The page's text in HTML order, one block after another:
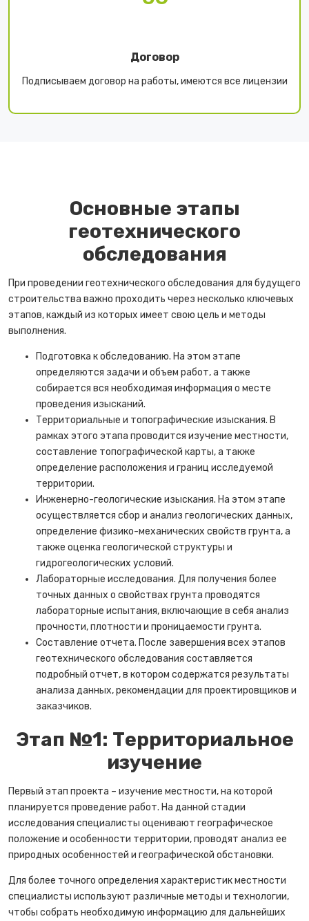
Договор
Подписываем договор на работы, имеются все лицензии
Основные этапы
геотехнического
обследования
При проведении геотехнического обследования для будущего
строительства важно проходить через несколько ключевых
этапов, каждый из которых имеет свою цель и методы
выполнения.
Подготовка к обследованию. На этом этапе
определяются задачи и объем работ, а также
собирается вся необходимая информация о месте
проведения изысканий.
Территориальные и топографические изыскания. В
рамках этого этапа проводится изучение местности,
составление топографической карты, а также
определение расположения и границ исследуемой
территории.
Инженерно-геологические изыскания. На этом этапе
осуществляется сбор и анализ геологических данных,
определение физико-механических свойств грунта, а
также оценка геологической структуры и
гидрогеологических условий.
Лабораторные исследования. Для получения более
точных данных о свойствах грунта проводятся
лабораторные испытания, включающие в себя анализ
прочности, плотности и проницаемости грунта.
Составление отчета. После завершения всех этапов
геотехнического обследования составляется
подробный отчет, в котором содержатся результаты
анализа данных, рекомендации для проектировщиков и
заказчиков.
Этап №1: Территориальное
изучение
Первый этап проекта – изучение местности, на которой
планируется проведение работ. На данной стадии
исследования специалисты оценивают географическое
положение и особенности территории, проводят анализ ее
природных особенностей и географической обстановки.
Для более точного определения характеристик местности
специалисты используют различные методы и технологии,
чтобы собрать необходимую информацию для дальнейших